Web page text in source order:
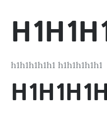
h1h1h1h1h1 h1h1h1h1h1